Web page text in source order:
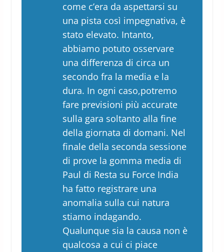
come c’era da aspettarsi su
una pista così impegnativa, è
stato elevato. Intanto,
abbiamo potuto osservare
una differenza di circa un
secondo fra la media e la
dura. In ogni caso,potremo
fare previsioni più accurate
sulla gara soltanto alla fine
della giornata di domani. Nel
finale della seconda sessione
di prove la gomma media di
Paul di Resta su Force India
ha fatto registrare una
anomalia sulla cui natura
stiamo indagando.
Qualunque sia la causa non è
qualcosa a cui ci piace